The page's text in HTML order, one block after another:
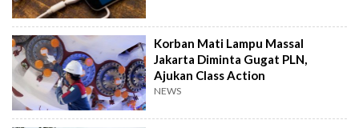
Korban Mati Lampu Massal
Jakarta Diminta Gugat PLN,
Ajukan Class Action
NEWS